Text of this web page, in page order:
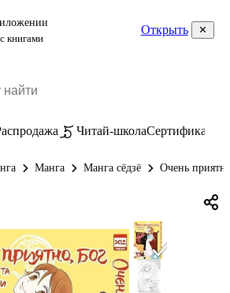
книгами
Открыть
Читай-школаСертификаты
Манга Манга сёдзё Очень